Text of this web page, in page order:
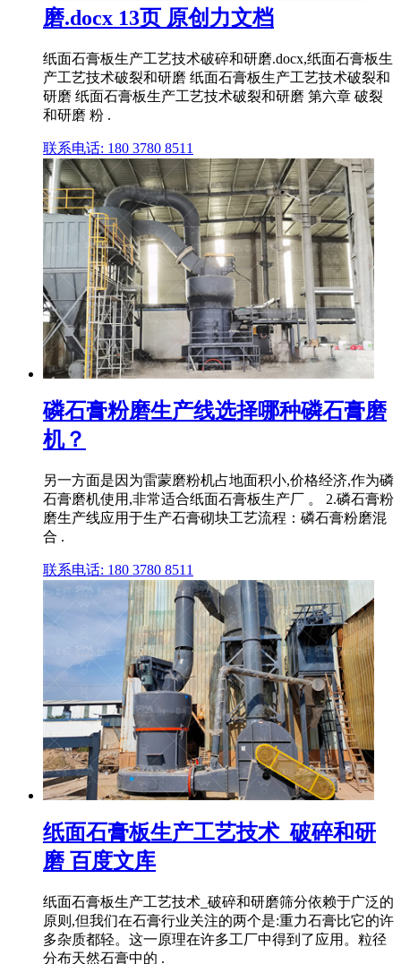
磨.docx 13页 原创力文档
纸面石膏板生产工艺技术破碎和研磨.docx,纸面石膏板生
产工艺技术破裂和研磨 纸面石膏板生产工艺技术破裂和
研磨 纸面石膏板生产工艺技术破裂和研磨 第六章 破裂
和研磨 粉 .
联系电话: 180 3780 8511
磷石膏粉磨生产线选择哪种磷石膏磨
机？
另一方面是因为雷蒙磨粉机占地面积小,价格经济,作为磷
石膏磨机使用,非常适合纸面石膏板生产厂 。 2.磷石膏粉
磨生产线应用于生产石膏砌块工艺流程：磷石膏粉磨混
合 .
联系电话: 180 3780 8511
纸面石膏板生产工艺技术_破碎和研
磨 百度文库
纸面石膏板生产工艺技术_破碎和研磨筛分依赖于广泛的
原则,但我们在石膏行业关注的两个是:重力石膏比它的许
多杂质都轻。这一原理在许多工厂中得到了应用。粒径
分布天然石膏中的 .